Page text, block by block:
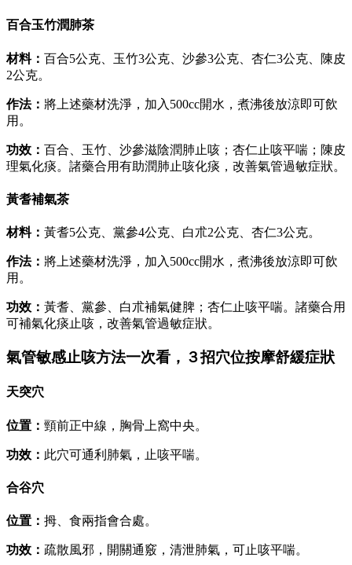
百合玉竹潤肺茶
材料： 百合5公克、玉竹3公克、沙參3公克、杏仁3公克、陳皮
2公克。
作法： 將上述藥材洗淨，加入500cc開水，煮沸後放涼即可飲
用。
功效： 百合、玉竹、沙參滋陰潤肺止咳；杏仁止咳平喘；陳皮
理氣化痰。諸藥合用有助潤肺止咳化痰，改善氣管過敏症狀。
黃耆補氣茶
材料： 黃耆5公克、黨參4公克、白朮2公克、杏仁3公克。
作法： 將上述藥材洗淨，加入500cc開水，煮沸後放涼即可飲
用。
功效： 黃耆、黨參、白朮補氣健脾；杏仁止咳平喘。諸藥合用
可補氣化痰止咳，改善氣管過敏症狀。
氣管敏感止咳方法一次看，３招穴位按摩舒緩症狀
天突穴
位置： 頸前正中線，胸骨上窩中央。
功效： 此穴可通利肺氣，止咳平喘。
合谷穴
位置： 拇、食兩指會合處。
功效： 疏散風邪，開關通竅，清泄肺氣，可止咳平喘。